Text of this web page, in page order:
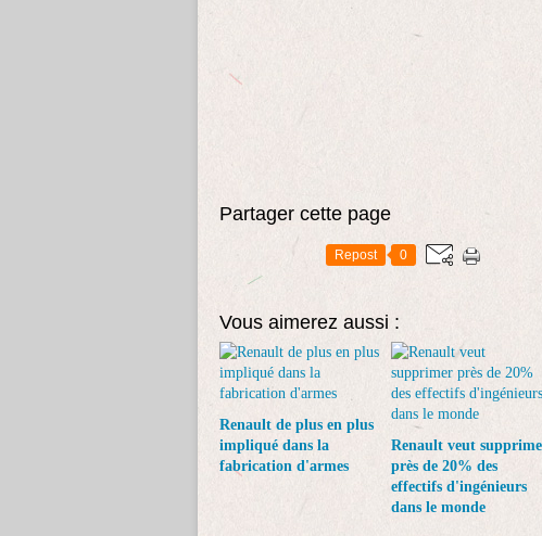
Partager cette page
Repost 0
Vous aimerez aussi :
Renault de plus en plus
impliqué dans la
fabrication d'armes
Renault veut
près de 20% des
effectifs d'ingénieurs
dans le monde